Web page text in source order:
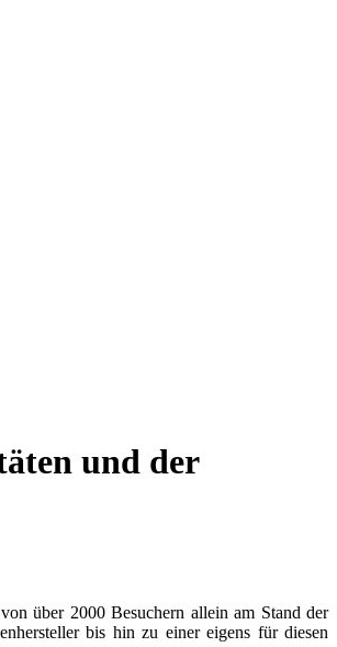
und der
über 2000 Besuchern allein am Stand der
bis hin zu einer eigens für diesen